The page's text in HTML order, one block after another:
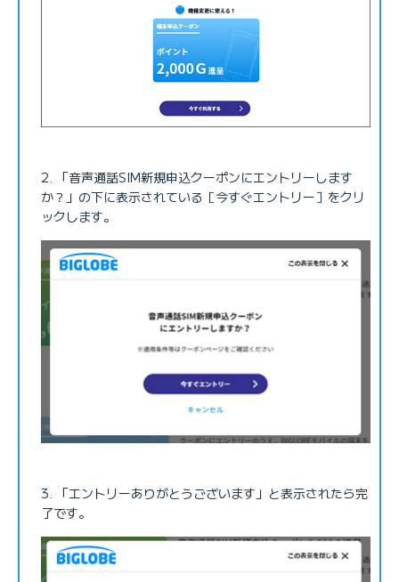
「音声通話SIM新規申込クーポンにエントリーします
か？」の下に表示されている［今すぐエントリー］をクリ
ックします。
「エントリーありがとうございます」と表示されたら完
了です。